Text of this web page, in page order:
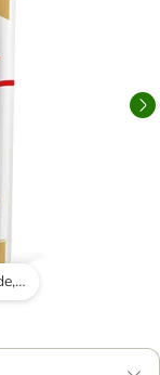
Gute Verträglichkeit: Hunde, insbesondere Labradors, vertragen das Futter gut und haben keine Magenprobleme oder Unverträglichkeiten.